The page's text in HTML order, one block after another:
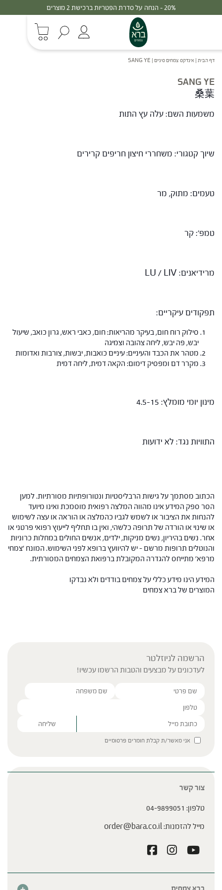
20% - הנחה על סדרת הפטריות ברכישת 2 מוצרים
דף הבית | אינדקס צמחים סיניים |
SANG YE
SANG YE
桑葉
משמעות השם: עלה עץ התות
שיוך קטגורי: משחררי חיצון חריפים קרירים
טעמים: מתוק, מר
טמפ': קר
מרידיאנים: LU / LIV
תפקודים עיקריים:
סילוק רוח חום, בעיקר מהריאות: חום, כאבי ראש, גרון כואב, שיעול
יבש, פה יבש, ליחה צהובה וצמיגה
מטהר את הכבד והעיניים: עיניים כואבות, יבשות, צורבות ואדומות
מקרר דם ומפסיק דימום: הקאה דמית, ליחה דמית
מינון יומי מומלץ: 4.5-15
התוויות נגד: לא ידועות
הכתוב מסתמך על גישות הרבליסטיות ונטורופתיות מסורתיות. למען
הסר ספק המידע אינו מהווה המלצה רפואית מוסמכת ואינו מיועד
להנחות את הציבור או לשמש לגביו כהמלצה או הוראה או עצה לשימוש
או שינוי או הורדה של תרופה כלשהי, ואין בו תחליף לייעוץ רפואי פרטני או
אחר. נשים בהיריון, נשים מניקות, ילדים, אנשים החולים במחלות כרוניות
והנוטלים תרופות מרשם – יש להיוועץ ברופא לפני השימוש. המונח 'צמחי
מרפא' מתייחס להגדרה המקובלת ברפואת הצמחים המסורתית.
המידע הינו מידע כללי על צמחים בודדים ולא נבדקו
המוצרים של ברא צמחים
הרשמה לניוזלטר
לעדכונים על מבצעים והטבות הרשמו עכשיו!
Please leave this field empty.
אני מאשר/ת קבלת חומרים פרסומיים
צור קשר
טלפון: 04-9899051
מייל להזמנות:order@bara.co.il